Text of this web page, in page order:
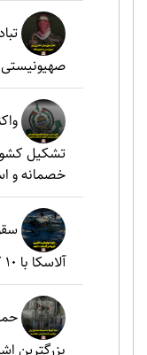
صهیونیستی
تشکیل
خصمانه و
آلاسکا با ۱۰ کشته
بزرگترین